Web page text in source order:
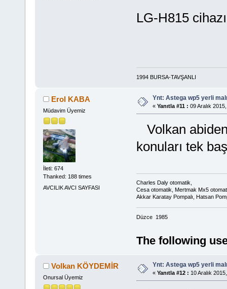
LG-H815
1994 BURSA-TAVŞANLI
Erol KABA
Müdavim Üyemiz
İleti: 674
Thanked: 188 times
AVCILIK AVCI SAYFASI
Ynt: Astega wp5 yerli
« Yanıtla #11 : 09 Aralık
Volkan
konuları tek
Charles Daly otomatik,
Cesa otomatik, Mertmak Mx5
Akkar Karatay Pompalı, Hatsan
Düzce 1985
The following
Volkan KÖYDEMİR
Onursal Üyemiz
Ynt: Astega wp5 yerli
« Yanıtla #12 : 10 Aralık